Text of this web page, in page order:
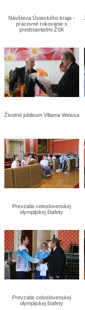
Návšteva Ústeckého kraja -
pracovné rokovanie s
predstaviteľmi ŽSK
Životné jubileum Viliama Weissa
Prevzatie celoslovenskej
olympijskej štafety
Prevzatie celoslovenskej
olympijskej štafety